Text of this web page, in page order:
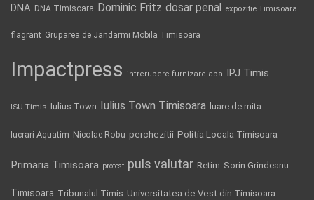
DNA DNA Timisoara Dominic Fritz dosar penal expozitie Timisoara
flagrant Gruparea de Jandarmi Mobila Timisoara
Impactpress intrerupere furnizare apa IPJ Timis
ISU Timis Iulius Town Iulius Town Timisoara luare de mita
lucrari Aquatim Nicolae Robu perchezitii Politia Locala Timisoara
Primaria Timisoara protest puls valutar Retim Sorin Grindeanu
Timisoara Tribunalul Timis Universitatea de Vest din Timisoara